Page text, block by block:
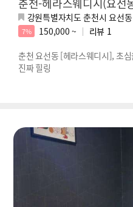
강원특별자치도 춘천시 요선
7% 150,000 ~ 리뷰 1
춘천 요선동 [헤라스웨디시], 초
진짜 힐링